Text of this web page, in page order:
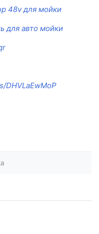
48v для мойки
для авто мойки
DHVLaEwMoP